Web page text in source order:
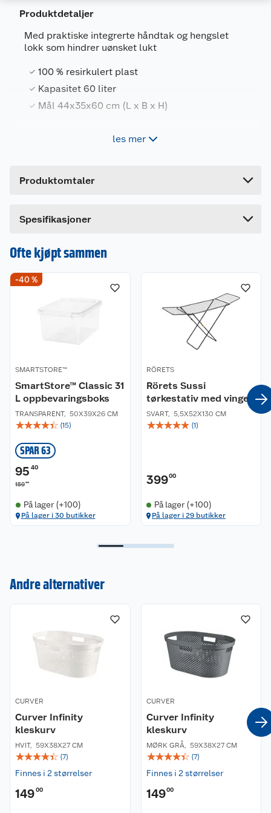
Produktdetaljer
Med praktiske integrerte håndtak og hengslet
lokk som hindrer uønsket lukt
100 % resirkulert plast
Kapasitet 60 liter
Mål 44x35x60 cm (L x B x H)
les mer
Produktomtaler
Spesifikasjoner
Artikkelnummer
Leverandørens artikkelnummer
Størrelse
Farge
Ofte kjøpt sammen
-40 %
SMARTSTORE™
SmartStore™ Classic 31
L oppbevaringsboks
TRANSPARENT, 50X39X26 CM
☆☆☆☆☆ (15)
SPAR 63
95 40
15900
På lager (+100)
På lager i 30 butikker
RÖRETS
Rörets Sussi
tørkestativ med vinger
SVART, 5,5X52X130 CM
☆☆☆☆☆ (1)
39900
På lager (+100)
På lager i 29 butikker
Andre alternativer
CURVER
Curver Infinity
kleskurv
HVIT, 59X38X27 CM
☆☆☆☆☆ (7)
Finnes i 2 størrelser
14900
CURVER
Curver Infinity
kleskurv
MØRK GRÅ, 59X38X27 CM
☆☆☆☆☆ (7)
Finnes i 2 størrelser
14900
Om oss
Nyheter
Våre butikker
Coop kjeder
Ledige stillinger
Bærekraft
Kontakt oss
Angre- og returrett
Reklamasjon og garanti
Betalingsalternativer
Leveringsalternativer
Pakkesporing
Åpent kjøp
Coop medlem